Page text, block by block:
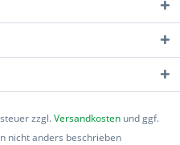
zzgl.Versandkosten und ggf.
nicht anders beschrieben